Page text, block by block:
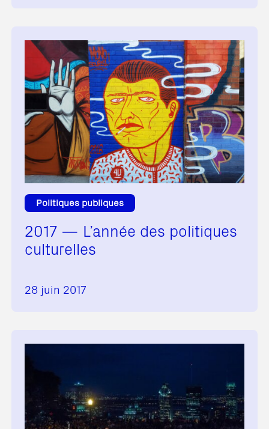
Politiques publiques
2017 — L’année des politiques
culturelles
28 juin 2017